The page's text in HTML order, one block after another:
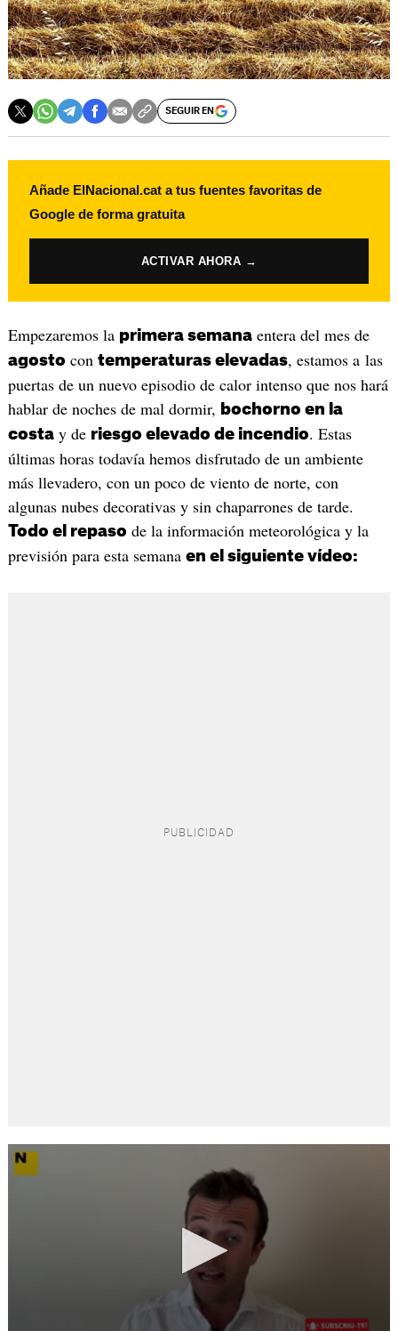
SEGUIR EN
Añade ElNacional.cat a tus fuentes favoritas de
Google de forma gratuita
ACTIVAR AHORA →
Empezaremos la primera semanaentera del mes de
agosto con temperaturas elevadas, estamos a las
puertas de un nuevo episodio de calor intenso que nos hará
hablar de noches de mal dormir, bochorno en la
costay de riesgo elevado de incendio. Estas
últimas horas todavía hemos disfrutado de un ambiente
más llevadero, con un poco de viento de norte, con
algunas nubes decorativas y sin chaparrones de tarde.
Todo el repaso de la información meteorológica y la
previsión para esta semana en el siguiente vídeo: